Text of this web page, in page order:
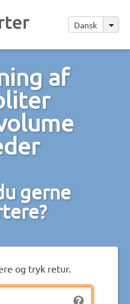
Dansk
af
gerne
og tryk retur.